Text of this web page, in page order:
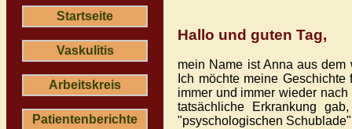
Startseite
Vaskulitis
Arbeitskreis
Patientenberichte
Hallo und guten Tag,
mein Name ist Anna aus
Ich möchte meine
immer und immer wieder
tatsächliche Erkrankung
"psyschologischen